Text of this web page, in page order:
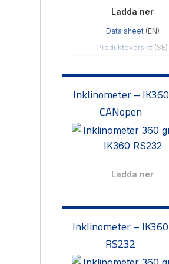
Ladda ner
Data sheet (EN)
Produktöversikt (SE)
Inklinometer – IK360
CANopen
Ladda ner
Data sheet(EN)
Produktöversikt(SE)
Inklinometer – IK360
RS232